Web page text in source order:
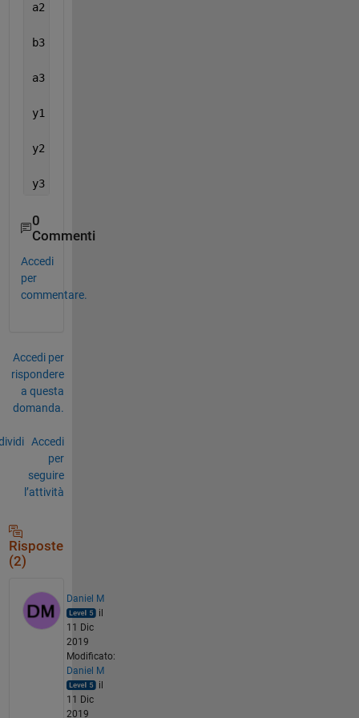
a2 =[1.0000   -0.6025    0.9504];
b3 =[0.9751    0.6027    0.9751];
a3 =[1.0000    0.6025    0.9504];
y1 = filter(b1,a1,ecg);
y2 = filter(b2,a2,y1);
y3 = filter(b3,a3,y2);
0
Commenti
Accedi
per
commentare.
Accedi per
rispondere
a questa
domanda.
Accedi
per
seguire
l’attività
Risposte
(2)
Daniel M
il
11 Dic
2019
Modificato:
Daniel M
il
11 Dic
2019